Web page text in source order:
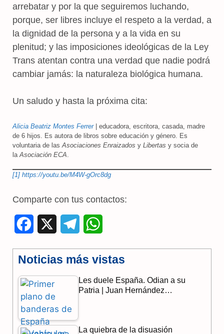
arrebatar y por la que seguiremos luchando,
porque, ser libres incluye el respeto a la verdad, a
la dignidad de la persona y a la vida en su
plenitud; y las imposiciones ideológicas de la Ley
Trans atentan contra una verdad que nadie podrá
cambiar jamás: la naturaleza biológica humana.
Un saludo y hasta la próxima cita:
Alicia Beatriz Montes Ferrer| educadora, escritora, casada, madre
de 6 hijos. Es autora de libros sobre educación y género. Es
voluntaria de las Asociaciones Enraizados y Libertas y socia de
la Asociación ECA
[1] https://youtu.be/M4W-gOrc8dg
Comparte con tus contactos:
c
e
b
o
l
e
a
t
Noticias más vistas
Les duele España. Odian a su
Patria | Juan Hernández…
La quiebra de la disuasión